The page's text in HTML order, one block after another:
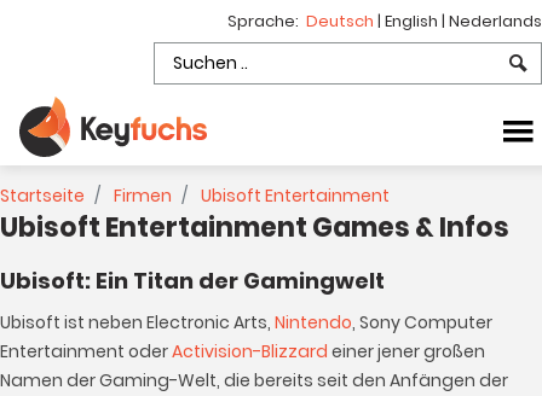
Sprache: Deutsch | English | Nederlands
Startseite Firmen Ubisoft Entertainment
Ubisoft Entertainment Games & Infos
Ubisoft: Ein Titan der Gamingwelt
Ubisoft ist neben Electronic Arts, Nintendo, Sony Computer
Entertainment oderActivision-Blizzard einer jener großen
Namen der Gaming-Welt, die bereits seit den Anfängen der